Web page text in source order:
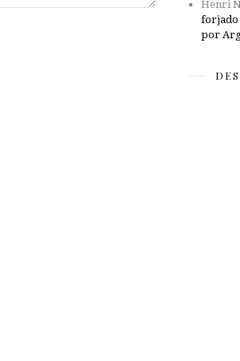
Henri
forjado
por